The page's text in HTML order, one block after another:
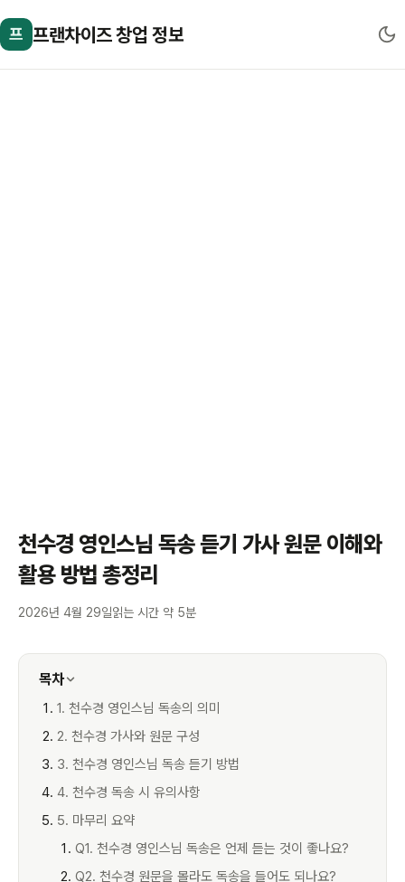
프 프랜차이즈 창업 정보
천수경 영인스님 독송 듣기 가사 원문 이해와
활용 방법 총정리
2026년 4월 29일읽는 시간 약 5분
목차
1. 천수경 영인스님 독송의 의미
2. 천수경 가사와 원문 구성
3. 천수경 영인스님 독송 듣기 방법
4. 천수경 독송 시 유의사항
5. 마무리 요약
Q1. 천수경 영인스님 독송은 언제 듣는 것이 좋나요?
Q2. 천수경 원문을 몰라도 독송을 들어도 되나요?